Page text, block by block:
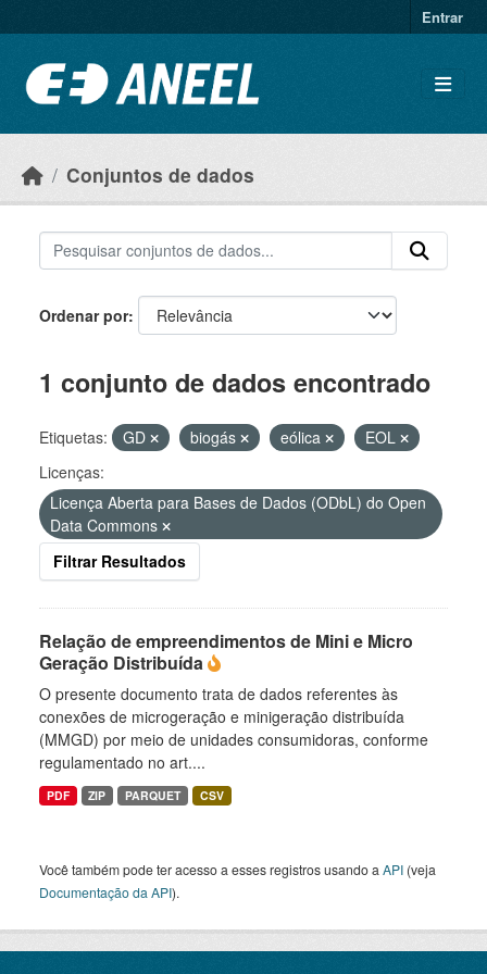
Entrar
Conjuntos de dados
Ordenar por
1 conjunto de dados encontrado
Etiquetas: GD biogás eólica
EOL
Licenças:
Licença Aberta para Bases de Dados (ODbL) do Open
Data Commons
Filtrar Resultados
Relação de empreendimentos de Mini e Micro
Geração Distribuída
O presente documento trata de dados referentes às
conexões de microgeração e minigeração distribuída
(MMGD) por meio de unidades consumidoras, conforme
regulamentado no art....
PDF ZIP PARQUET CSV
Você também pode ter acesso a esses registros usando a API (veja
Documentação da API).